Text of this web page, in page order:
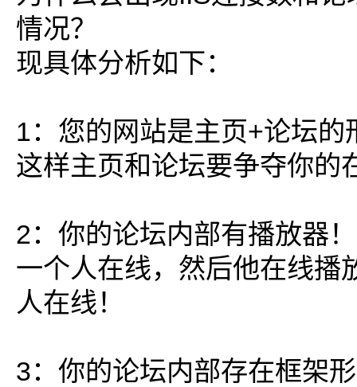
情况？
现具体分析如下：
1：您的网站是主页+论坛的
这样主页和论坛要争夺你的
2：你的论坛内部有播放器！
一个人在线，然后他在线播
人在线！
3：你的论坛内部存在框架